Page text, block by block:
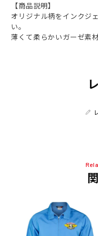
【商品説明】
オリジナル柄をインクジ
い。
薄くて柔らかいガーゼ素